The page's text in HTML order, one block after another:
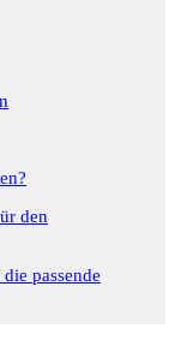
den
passende